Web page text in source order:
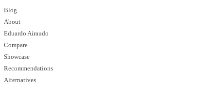
Blog
About
Eduardo Airaudo
Compare
Showcase
Recommendations
Alternatives